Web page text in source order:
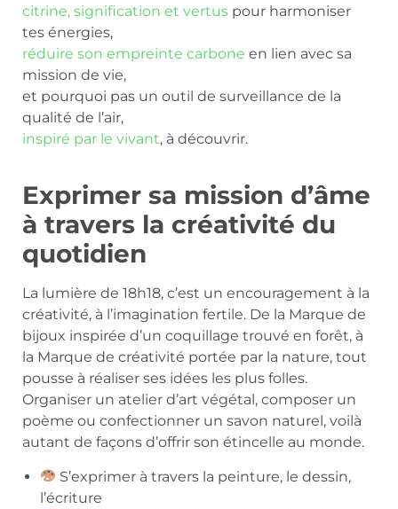
citrine, signification et vertus pour harmoniser
tes énergies,
réduire son empreinte carbone en lien avec sa
mission de vie,
et pourquoi pas un outil de surveillance de la
qualité de l’air,
inspiré par le vivant, à découvrir.
Exprimer sa mission d’âme
à travers la créativité du
quotidien
La lumière de 18h18, c’est un encouragement à la
créativité, à l’imagination fertile. De la Marque de
bijoux inspirée d’un coquillage trouvé en forêt, à
la Marque de créativité portée par la nature, tout
pousse à réaliser ses idées les plus folles.
Organiser un atelier d’art végétal, composer un
poème ou confectionner un savon naturel, voilà
autant de façons d’offrir son étincelle au monde.
S’exprimer à travers la peinture, le dessin,
l’écriture